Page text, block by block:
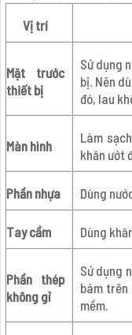
Vị trí
Mặt trước
thiết bị
Sử dụng
bị. Nên
đó, lau
Màn hình
Làm
khăn ướt
Phần nhựa Dùng
Tay cầm Dùng
Phần thép
không gỉ
Sử dụng
bám trên
mềm.